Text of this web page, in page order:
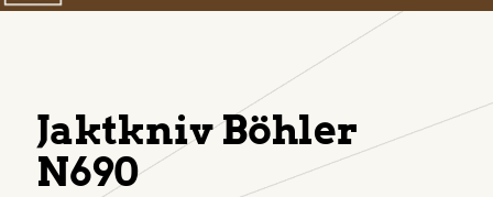
Jaktkniv Böhler
N690